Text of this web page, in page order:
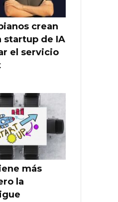
crean
startup de IA
el servicio
más
la